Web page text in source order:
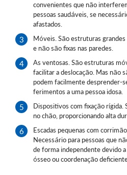
convenientes que não
pessoas saudáveis, se
afastados.
Móveis. São estruturas
e não são fixas nas paredes.
As ventosas. São estruturas
facilitar a deslocação. Mas não
podem facilmente desprender-
ferimentos a uma pessoa idosa.
Dispositivos com fixação rígida.
no chão, proporcionando alta
Escadas pequenas com corrimão
Necessário para pessoas que
de forma independente devido
ósseo ou coordenação